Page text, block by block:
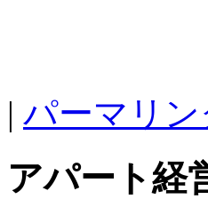
| パーマリン
アパート経